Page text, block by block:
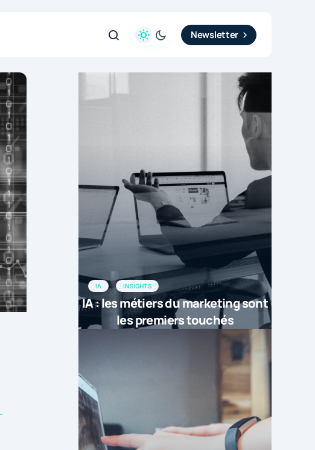
Newsletter
IA INSIGHTS
IA : les métiers du marketing sont
les premiers touchés